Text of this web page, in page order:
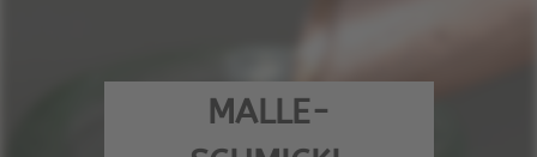
MALLE-